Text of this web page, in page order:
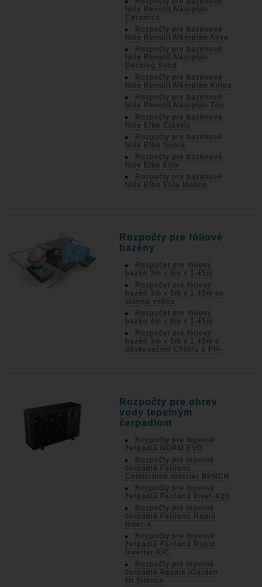
fólie Renolit Alkorplan
Ceramics
Rozpočty pre bazénové
fólie Renolit Alkorplan Alive
Rozpočty pre bazénové
fólie Renolit Alkorplan
Decking Solid
Rozpočty pre bazénové
fólie Renolit Alkorplan Kolos
Rozpočty pre bazénové
fólie Renolit Alkorplan Tile
Rozpočty pre bazénové
fólie Elbe Classic
Rozpočty pre bazénové
fólie Elbe Supra
Rozpočty pre bazénové
fólie Elbe Elite
Rozpočty pre bazénové
fólie Elbe Elite Motion
Rozpočty pre fóliové
bazény
Rozpočet pre fóliový
bazén 3m x 5m x 1,45m
Rozpočet pre fóliový
bazén 3m x 5m x 1,45m so
slanou vodou
Rozpočet pre fóliový
bazén 4m x 8m x 1,45m
Rozpočet pre fóliový
bazén 3m x 5m x 1,45m s
dávkovačom Chloru a PH-
Rozpočty pre ohrev
vody tepelným
čerpadlom
Rozpočty pre tepelné
čerpadlá NORM EVO
Rozpočty pre tepelné
čerpadlá Fairland
Comfortline Inverter BPNCR
Rozpočty pre tepelné
čerpadlá Fairland Inver-X20
Rozpočty pre tepelné
čerpadlá Fairland Rapid
Inver-X
Rozpočty pre tepelné
čerpadlá Fairland Rapid
Inverter RIC
Rozpočty pre tepelné
čerpadlá Aquark iGarden
Mr.Silence